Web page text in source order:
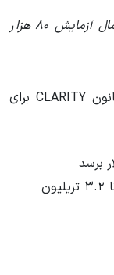
تثبیت کوتاه رخ می‌دهد و سپس احتمال آزمایش ۸۰ هزار
همچنین معتقد است در صورت تصویب قانون CLARITY برای
ارزش کل بازار کریپتو ممکن است تا ۳ تا ۳.۲ تریلیون